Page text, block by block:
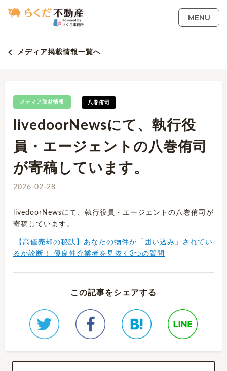
MENU
メディア掲載情報一覧へ
メディア取材情報 八巻侑司
livedoorNewsにて、執行役
員・エージェントの八巻侑司
が寄稿しています。
2026-02-28
livedoorNewsにて、執行役員・エージェントの八巻侑司が
寄稿しています。
【高値売却の秘訣】あなたの物件が「囲い込み」されてい
るか診断！ 優良仲介業者を見抜く3つの質問
この記事をシェアする